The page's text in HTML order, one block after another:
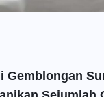
Gemblongan